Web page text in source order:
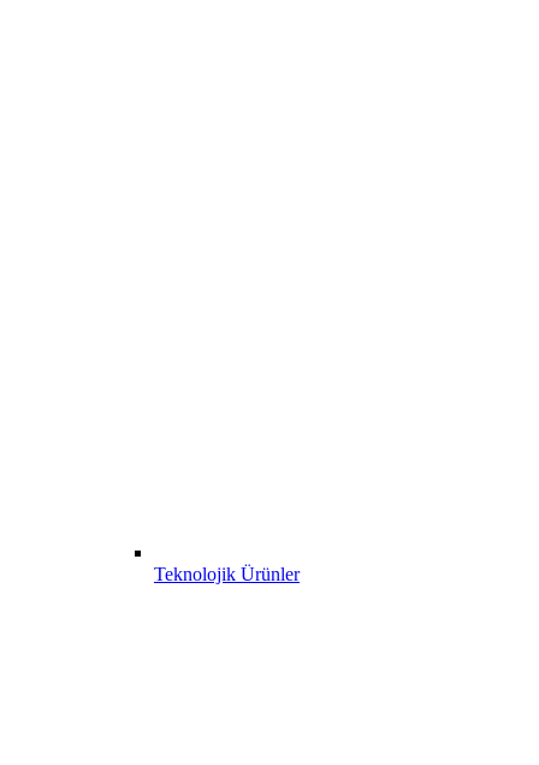
Teknolojik Ürünler